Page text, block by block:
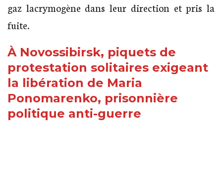
gaz lacrymogène dans leur direction et pris la
fuite.
À Novossibirsk, piquets de
protestation solitaires exigeant
la libération de Maria
Ponomarenko, prisonnière
politique anti-guerre